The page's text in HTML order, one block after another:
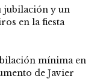
jubilación y un
en la fiesta
mínima en
de Javier